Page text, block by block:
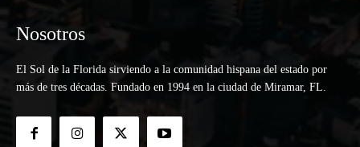
Nosotros
El Sol de la Florida sirviendo a la comunidad hispana del estado por
más de tres décadas. Fundado en 1994 en la ciudad de Miramar, FL.